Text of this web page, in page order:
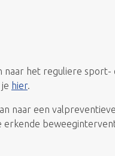
naar het reguliere
hier.
naar een